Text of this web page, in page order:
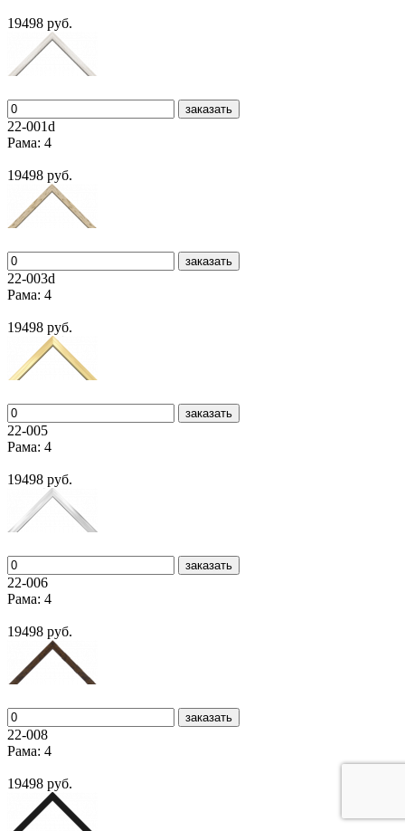
19498 руб.
заказать
22-001d
Рама: 4
19498 руб.
заказать
22-003d
Рама: 4
19498 руб.
заказать
22-005
Рама: 4
19498 руб.
заказать
22-006
Рама: 4
19498 руб.
заказать
22-008
Рама: 4
19498 руб.